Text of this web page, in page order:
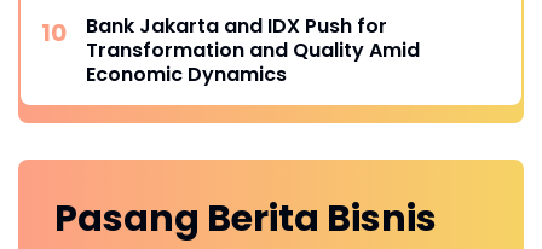
Bank Jakarta and IDX Push for
Transformation and Quality Amid
Economic Dynamics
Pasang Berita Bisnis